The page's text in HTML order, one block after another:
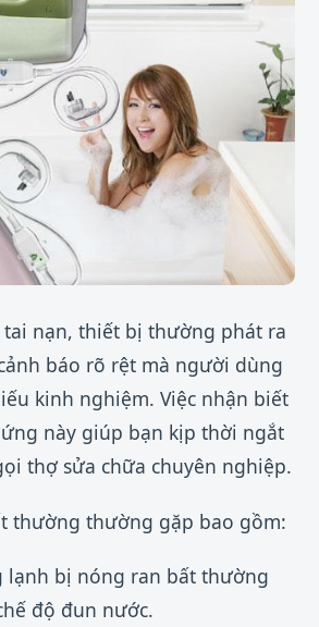
tai nạn, thiết bị thường phát ra
báo rõ rệt mà người dùng
kinh nghiệm. Việc nhận biết
này giúp bạn kịp thời ngắt
thợ sửa chữa chuyên nghiệp.
thường thường gặp bao gồm:
lạnh bị nóng ran bất thường
độ đun nước.